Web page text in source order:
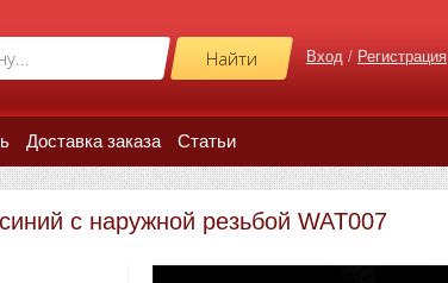
Вход / Регистрация
Доставка заказа Статьи
с наружной резьбой WAT007